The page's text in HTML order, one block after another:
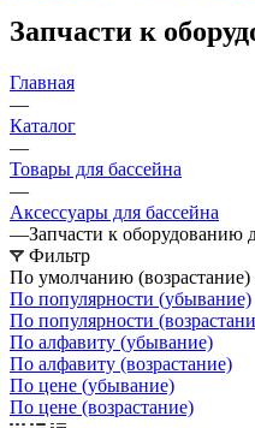
Запчасти к
Главная
—
Каталог
—
Товары для бассейна
—
Аксессуары для бассейна
—Запчасти к оборудованию
Фильтр
По умолчанию (возрастание)
По популярности (убывание)
По популярности
По алфавиту (убывание)
По алфавиту (возрастание)
По цене (убывание)
По цене (возрастание)